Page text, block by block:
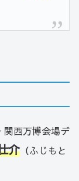
関西万博会場デ
介 （ふじもと